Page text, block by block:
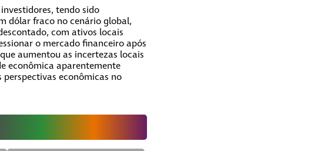
tendo sido
dólar fraco no cenário global,
com ativos locais
o mercado financeiro após
aumentou as incertezas locais
econômica aparentemente
econômicas no